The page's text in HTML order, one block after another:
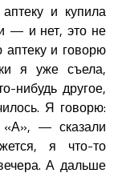
и купила
— и нет, это не
и говорю
я уже съела,
нибудь другое,
Я говорю:
«А», — сказали
я что-то
А дальше